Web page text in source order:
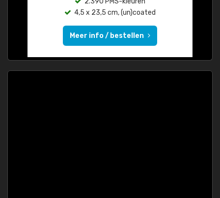
4,5 x 23,5 cm, (un)coated
Meer info / bestellen